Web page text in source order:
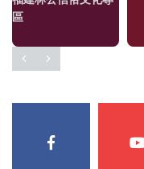
區
演唱會